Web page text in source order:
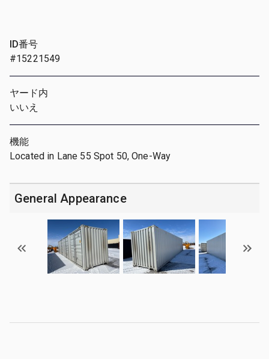
ID番号
#15221549
ヤード内
いいえ
機能
Located in Lane 55 Spot 50, One-Way
General Appearance